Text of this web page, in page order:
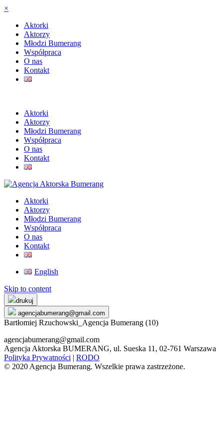
×
Aktorki
Aktorzy
Młodzi Bumerang
Współpraca
O nas
Kontakt
Aktorki
Aktorzy
Młodzi Bumerang
Współpraca
O nas
Kontakt
Aktorki
Aktorzy
Młodzi Bumerang
Współpraca
O nas
Kontakt
English
Skip to content
drukuj
agencjabumerang@gmail.com
Bartłomiej Rzuchowski_Agencja Bumerang (10)
agencjabumerang@gmail.com
Agencja Aktorska BUMERANG, ul. Sueska 11, 02-761 Warszawa
Polityka Prywatności | RODO
© 2020 Agencja Bumerang. Wszelkie prawa zastrzeżone.